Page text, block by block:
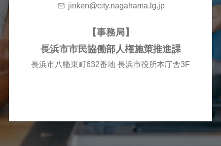
jinken@city.nagahama.lg.jp
【事務局】
⻑浜市市⺠協働部⼈権施策推進課
⻑浜市⼋幡東町632番地 ⻑浜市役所本庁舎3F